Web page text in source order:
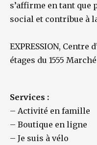
s’affirme en tant que
social et contribue à
EXPRESSION, Centre
étages du 1555
Services :
– Activité en famille
– Boutique en ligne
– Je suis à vélo